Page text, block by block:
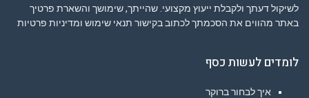
לשיקול דעתך ולקבלת ייעוץ מקצועי. שהייתך, שימושך והשארת פרטיך
באתר מהווים את הסכמתך לכתוב בקישור תנאי שימוש ומדיניות פרטיות
לומדים לעשות כסף
איך לבחור ברוקר